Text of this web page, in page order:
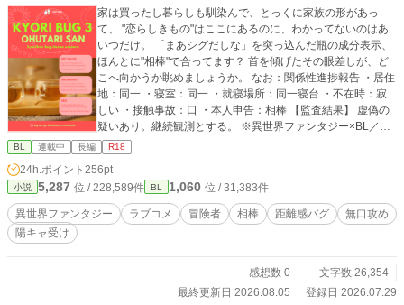
家は買ったし暮らしも馴染んで、とっくに家族の形があっ
て、 "恋らしきもの"はここにあるのに、わかってないのはあ
いつだけ。 「まあシグだしな」を突っ込んだ瓶の成分表示、
ほんとに"相棒"で合ってます？ 首を傾げたその眼差しが、ど
こへ向かうか眺めましょうか。 なお：関係性進捗報告 ・居住
地：同一 ・寝室：同一 ・就寝場所：同一寝台 ・不在時：寂
しい ・接触事故：口 ・本人申告：相棒 【監査結果】 虚偽の
疑いあり。継続観測とする。 ※異世界ファンタジー×BL／距
離がおかしい ※たまに真面目／ギャグ甘／いずれらぶ ※奇数
日更新／21:30 ※ムフフ多めおよびRｰ18回にはタイトルに
「☆」が入ります／やんわり表現です
BL 連載中 長編 R18
24h.ポイント 256pt
小説 5,287 位 / 228,589件 BL 1,060 位 / 31,383件
異世界ファンタジー ラブコメ 冒険者 相棒 距離感バグ
無口攻め
陽キャ受け
感想数 0
文字数 26,354
最終更新日 2026.08.05
登録日 2026.07.29